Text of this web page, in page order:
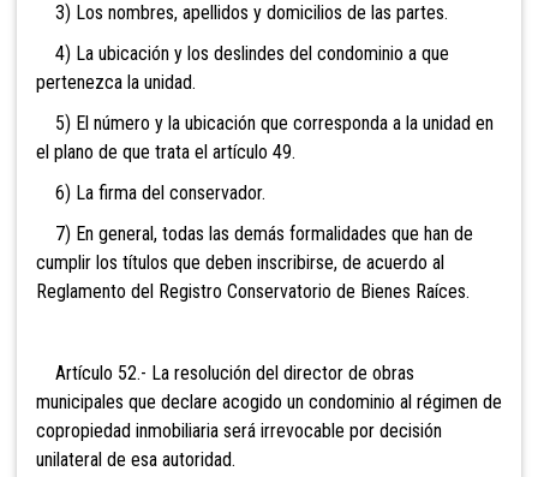
3) Los nombres, apellidos y domicilios de las partes.
4) La ubicación y los deslindes del condominio a que
pertenezca la unidad.
5) El número y la ubicación que corresponda a la unidad en
el plano de que trata el artículo 49.
6) La firma del conservador.
7) En general, todas las demás formalidades que han de
cumplir los títulos que deben inscribirse, de acuerdo al
Reglamento del Registro Conservatorio de Bienes Raíces.
Artículo 52.- La resolución del director de obras
municipales que declare acogido un condominio al régimen de
copropiedad inmobiliaria será irrevocable por decisión
unilateral de esa autoridad.